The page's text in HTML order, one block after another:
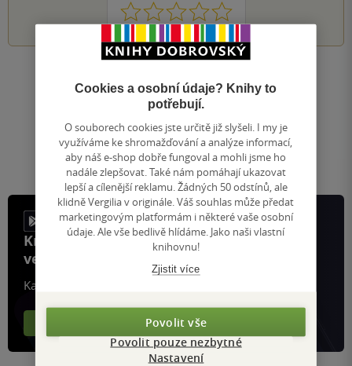
1 2 3 4 5
Nahoru
Zobrazeno 20 z 20
Přejít
na
stránku
Knihy, recenze a klubové výhody
ve vaší kapse a naší appce KDčko
Každý měsíc společně přečteme tisíce knih
Více o klubu
Cookies a osobní údaje? Knihy to
potřebují.
O souborech cookies jste určitě již slyšeli. I my je
využíváme ke shromažďování a analýze informací,
aby náš e-shop dobře fungoval a mohli jsme ho
nadále zlepšovat. Také nám pomáhají ukazovat
lepší a cílenější reklamu. Žádných 50 odstínů, ale
klidně Vergilia v originále. Váš souhlas může předat
marketingovým platformám i některé vaše osobní
údaje. Ale vše bedlivě hlídáme. Jako naši vlastní
knihovnu!
Zjistit více
Povolit vše
Povolit pouze nezbytné
Nastavení